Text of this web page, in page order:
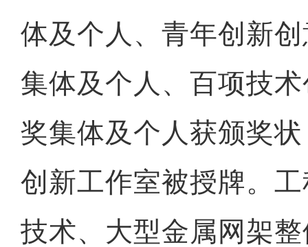
体及个人、青年创新
集体及个人、百项技
奖集体及个人获颁奖
创新工作室被授牌。
技术、大型金属网架